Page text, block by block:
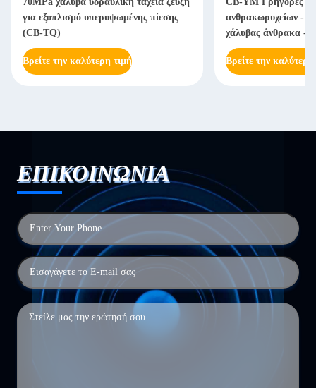
για εξοπλισμό υπερυψωμένης πίεσης
(CB-TQ)
Βρείτε την καλύτερη τιμή
ανθρακωρυχείων -
χάλυβας άνθρακα -
Βρείτε την καλύτερη
ΕΠΙΚΟΙΝΩΝΙΑ